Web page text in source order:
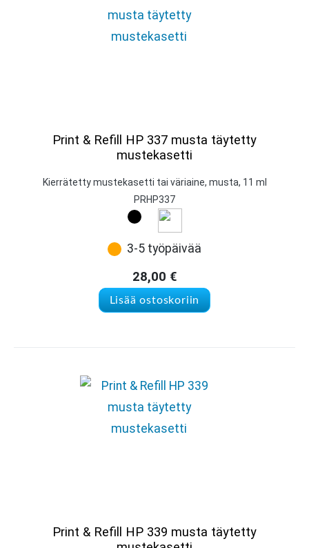
Print & Refill HP 337 musta täytetty
mustekasetti
Kierrätetty mustekasetti tai väriaine, musta, 11 ml
PRHP337
3-5 työpäivää
28,00 €
Lisää ostoskoriin
Print & Refill HP 339 musta täytetty